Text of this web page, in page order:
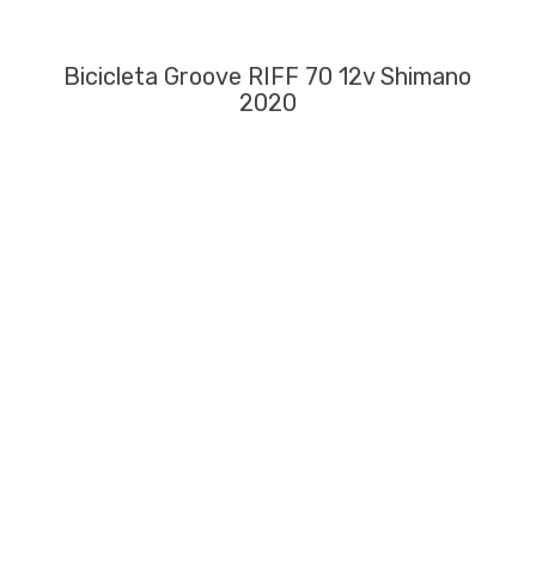
Bicicleta Groove RIFF 70 12v Shimano
2020